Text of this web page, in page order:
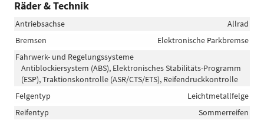
Räder & Technik
Antriebsachse
Allrad
Bremsen
Elektronische Parkbremse
Fahrwerk- und Regelungssysteme
Antiblockiersystem (ABS), Elektronisches Stabilitäts-Programm
(ESP), Traktionskontrolle (ASR/CTS/ETS), Reifendruckkontrolle
Felgentyp
Leichtmetallfelge
Reifentyp
Sommerreifen